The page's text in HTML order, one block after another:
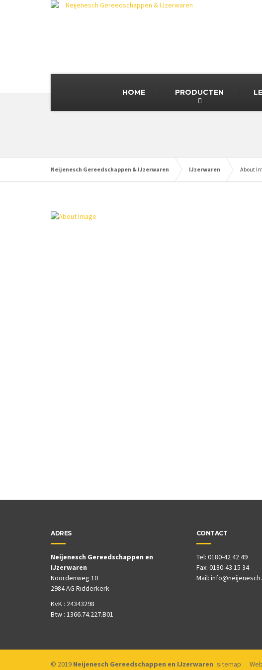
HOME PRODUCTEN
Neijenesch Gereedschappen & IJzerwaren IJzerwaren About
ADRES
Neijenesch Gereedschappen en
IJzerwaren
Noordenweg 10
2984 AG Ridderkerk
KvK : 24343298
Btw : 1366.74.227.B01
CONTACT
Tel: 0180-42 42 49
Fax: 0180-43 15 34
Mail:
© 2019 Neijenesch Gereedschappen en IJzerwaren sitemap